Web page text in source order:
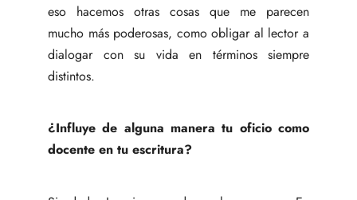
eso hacemos otras cosas que me parecen
mucho más poderosas, como obligar al lector a
dialogar con su vida en términos siempre
distintos.
¿Influye de alguna manera tu oficio como
docente en tu escritura?